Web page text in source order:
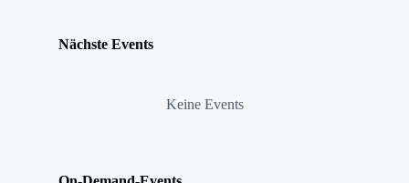
Nächste Events
Keine Events